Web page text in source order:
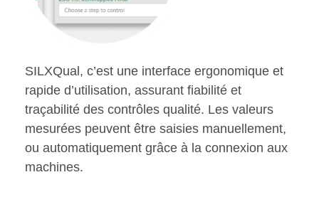
SILXQual, c’est une interface ergonomique et
rapide d’utilisation, assurant fiabilité et
traçabilité des contrôles qualité. Les valeurs
mesurées peuvent être saisies manuellement,
ou automatiquement grâce à la connexion aux
machines.